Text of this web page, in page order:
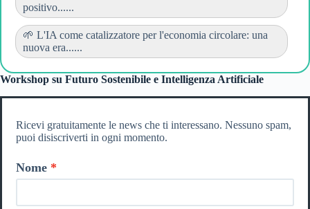
positivo......
🌱 L'IA come catalizzatore per l'economia circolare: una
nuova era......
Workshop su Futuro Sostenibile e Intelligenza Artificiale
Ricevi gratuitamente le news che ti interessano. Nessuno spam,
puoi disiscriverti in ogni momento.
Nome